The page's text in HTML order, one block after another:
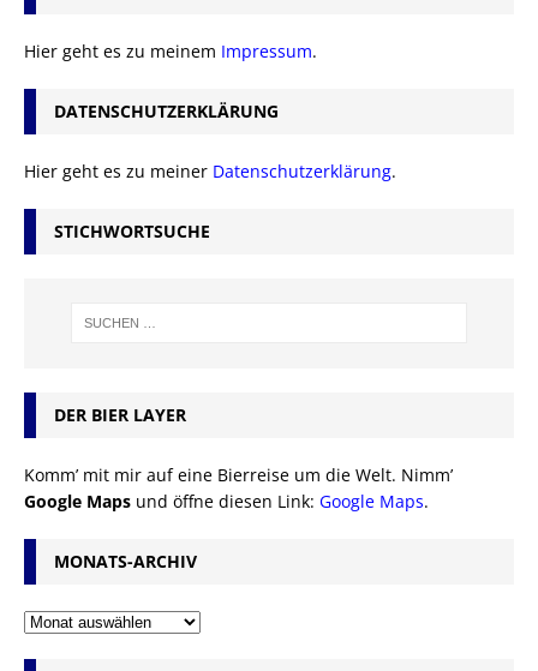
Hier geht es zu meinem Impressum.
DATENSCHUTZERKLÄRUNG
Hier geht es zu meiner Datenschutzerklärung.
STICHWORTSUCHE
DER BIER LAYER
Komm’ mit mir auf eine Bierreise um die Welt. Nimm’
Google Maps und öffne diesen Link: Google Maps.
MONATS-ARCHIV